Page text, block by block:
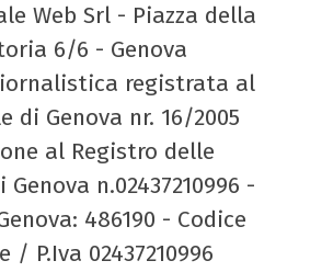
Web Srl - Piazza della
6/6 - Genova
registrata al
di Genova nr. 16/2005
al Registro delle
Genova n.02437210996 -
486190 - Codice
/ P.Iva 02437210996